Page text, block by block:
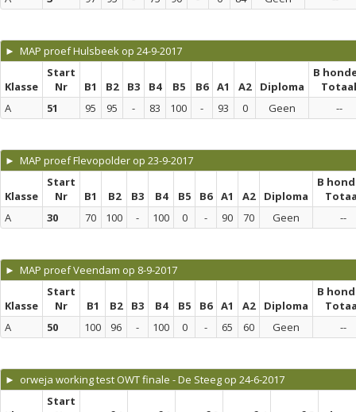
► MAP proef Hulsbeek op 24-9-2017
Klasse
Start
Nr
B1 B2 B3 B4 B5 B6 A1 A2 Diploma
B
Totaal
A
51 95 95 - 83 100 - 93 0 Geen --
► MAP proef Flevopolder op 23-9-2017
Klasse
Start
Nr
B1 B2 B3 B4 B5 B6 A1 A2 Diploma
B
A
30 70 100 - 100 0 - 90 70 Geen --
► MAP proef Veendam op 8-9-2017
Klasse
Start
Nr
B1 B2 B3 B4 B5 B6 A1 A2 Diploma
B
A
50 100 96 - 100 0 - 65 60 Geen --
► orweja working test OWT finale - De Steeg op 24-6-2017
Start